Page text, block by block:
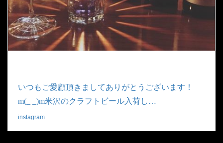
いつもご愛顧頂きましてありがとうございます！
m(_ _)m米沢のクラフトビール入荷し…
instagram